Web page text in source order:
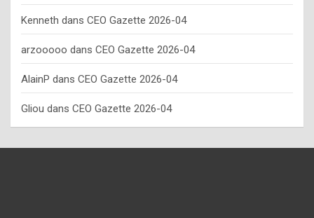
e
n
y
o
u
s
h
Kenneth dans CEO Gazette 2026-04
arzooooo dans CEO Gazette 2026-04
AlainP dans CEO Gazette 2026-04
Gliou dans CEO Gazette 2026-04